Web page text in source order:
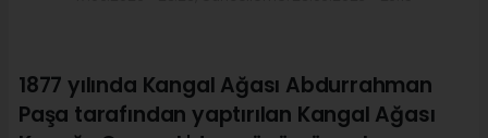
1877 yılında Kangal Ağası Abdurrahman
Paşa tarafından yaptırılan Kangal Ağası